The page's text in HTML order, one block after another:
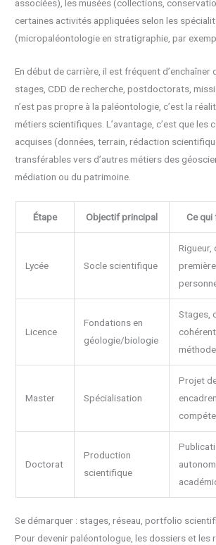
associées), les musées (collections,
certaines activités appliquées selon les
(micropaléontologie en stratigraphie, par
En début de carrière, il est fréquent d’enchaîner
stages, CDD de recherche, postdoctorats,
n’est pas propre à la paléontologie, c’est la
métiers scientifiques. L’avantage, c’est que les
acquises (données, terrain, rédaction
transférables vers d’autres métiers des
médiation ou du patrimoine.
Étape Objectif principal Ce qui
Lycée Socle scientifique
Rigueur,
Licence
Fondations en
géologie/biologie
Stages,
Master Spécialisation
Projet
Doctorat
Production
scientifique
Se démarquer : stages, réseau, portfolio
Pour devenir paléontologue, les dossiers et les